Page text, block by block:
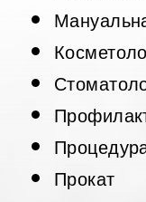
Прокат